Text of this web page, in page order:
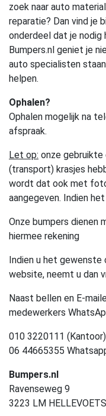
zoek naar auto
reparatie? Dan vind je
onderdeel dat je nodig
Bumpers.nl geniet je
auto specialisten
helpen.
Ophalen?
Ophalen mogelijk na
afspraak.
Let op: onze gebruikte
(transport) krasjes
wordt dat ook met
aangegeven. Indien
Onze bumpers dienen
hiermee rekening
Indien u het gewenste
website, neemt u dan
Naast bellen en E-
medewerkers
010 3220111 (Kantoor)
06 44665355
Bumpers.nl
Ravenseweg 9
3223 LM